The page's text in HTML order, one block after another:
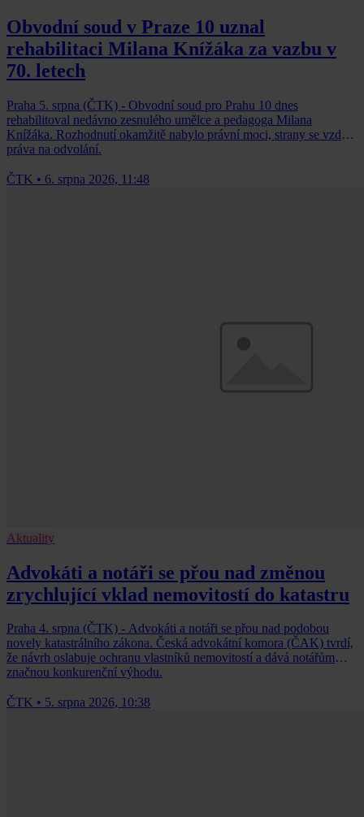
Obvodní soud v Praze 10 uznal
rehabilitaci Milana Knížáka za vazbu v
70. letech
Praha 5. srpna (ČTK) - Obvodní soud pro Prahu 10 dnes
rehabilitoval nedávno zesnulého umělce a pedagoga Milana
Knížáka. Rozhodnutí okamžitě nabylo právní moci, strany se vzdaly
práva na odvolání.
ČTK • 6. srpna 2026, 11:48
Aktuality
Advokáti a notáři se přou nad změnou
zrychlující vklad nemovitostí do katastru
Praha 4. srpna (ČTK) - Advokáti a notáři se přou nad podobou
novely katastrálního zákona. Česká advokátní komora (ČAK) tvrdí,
že návrh oslabuje ochranu vlastníků nemovitostí a dává notářům
značnou konkurenční výhodu.
ČTK • 5. srpna 2026, 10:38